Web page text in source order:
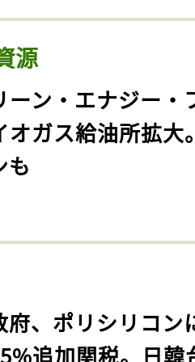
源
ーン・エナジー・
オガス給油所拡大
も
府、ポリシリコン
追加関税。日韓